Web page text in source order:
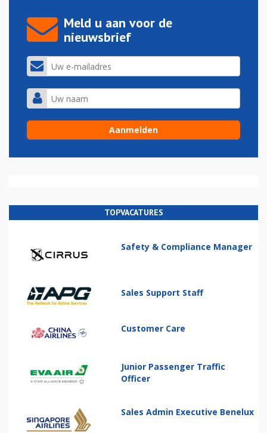
Meld u aan voor de
nieuwsbrief
TOPVACATURES
Safety & Compliance Manager
Sales Support Staff
Customer Care
Junior Passenger Traffic
Officer
Sales Admin Executive Benelux